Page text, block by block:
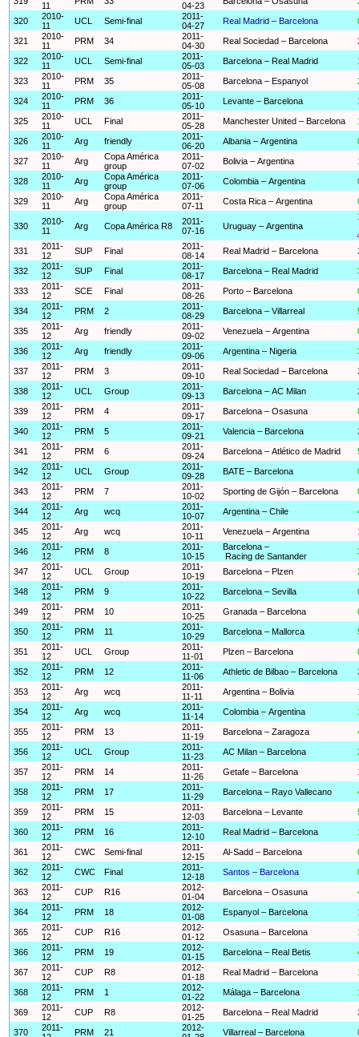
11
04-23
320
2010-
11
UCL Semi-final
2011-
04-27
Real Madrid – Barcelona
321
2010-
11
PRM 34
2011-
04-30
Real Sociedad – Barcelona
322
2010-
11
UCL Semi-final
2011-
05-03
Barcelona – Real Madrid
323
2010-
11
PRM 35
2011-
05-08
Barcelona – Espanyol
324
2010-
11
PRM 36
2011-
05-10
Levante – Barcelona
325
2010-
11
UCL Final
2011-
05-28
Manchester United – Barcelona
326
2010-
11
Arg friendly
2011-
06-20
Albania – Argentina
327
2010-
11
Arg
Copa América
group
2011-
07-02
Bolivia – Argentina
328
2010-
11
Arg
Copa América
group
2011-
07-06
Colombia – Argentina
329
2010-
11
Arg
Copa América
group
2011-
07-11
Costa Rica – Argentina
330
2010-
11
Arg Copa América R8
2011-
07-16
Uruguay – Argentina
331
2011-
12
SUP Final
2011-
08-14
Real Madrid – Barcelona
332
2011-
12
SUP Final
2011-
08-17
Barcelona – Real Madrid
333
2011-
12
SCE Final
2011-
08-26
Porto – Barcelona
334
2011-
12
PRM 2
2011-
08-29
Barcelona – Villarreal
335
2011-
12
Arg friendly
2011-
09-02
Venezuela – Argentina
336
2011-
12
Arg friendly
2011-
09-06
Argentina – Nigeria
337
2011-
12
PRM 3
2011-
09-10
Real Sociedad – Barcelona
338
2011-
12
UCL Group
2011-
09-13
Barcelona – AC Milan
339
2011-
12
PRM 4
2011-
09-17
Barcelona – Osasuna
340
2011-
12
PRM 5
2011-
09-21
Valencia – Barcelona
341
2011-
12
PRM 6
2011-
09-24
Barcelona – Atlético de Madrid
342
2011-
12
UCL Group
2011-
09-28
BATE – Barcelona
343
2011-
12
PRM 7
2011-
10-02
Sporting de Gijón – Barcelona
344
2011-
12
Arg wcq
2011-
10-07
Argentina – Chile
345
2011-
12
Arg wcq
2011-
10-11
Venezuela – Argentina
346
2011-
12
PRM 8
2011-
10-15
Barcelona –
Racing de Santander
347
2011-
12
UCL Group
2011-
10-19
Barcelona – Plzen
348
2011-
12
PRM 9
2011-
10-22
Barcelona – Sevilla
349
2011-
12
PRM 10
2011-
10-25
Granada – Barcelona
350
2011-
12
PRM 11
2011-
10-29
Barcelona – Mallorca
351
2011-
12
UCL Group
2011-
11-01
Plzen – Barcelona
352
2011-
12
PRM 12
2011-
11-06
Athletic de Bilbao – Barcelona
353
2011-
12
Arg wcq
2011-
11-11
Argentina – Bolivia
354
2011-
12
Arg wcq
2011-
11-14
Colombia – Argentina
355
2011-
12
PRM 13
2011-
11-19
Barcelona – Zaragoza
356
2011-
12
UCL Group
2011-
11-23
AC Milan – Barcelona
357
2011-
12
PRM 14
2011-
11-26
Getafe – Barcelona
358
2011-
12
PRM 17
2011-
11-29
Barcelona – Rayo Vallecano
359
2011-
12
PRM 15
2011-
12-03
Barcelona – Levante
360
2011-
12
PRM 16
2011-
12-10
Real Madrid – Barcelona
361
2011-
12
CWC Semi-final
2011-
12-15
Al-Sadd – Barcelona
362
2011-
12
CWC Final
2011-
12-18
Santos – Barcelona
363
2011-
12
CUP R16
2012-
01-04
Barcelona – Osasuna
364
2011-
12
PRM 18
2012-
01-08
Espanyol – Barcelona
365
2011-
12
CUP R16
2012-
01-12
Osasuna – Barcelona
366
2011-
12
PRM 19
2012-
01-15
Barcelona – Real Betis
367
2011-
12
CUP R8
2012-
01-18
Real Madrid – Barcelona
368
2011-
12
PRM 1
2012-
01-22
Málaga – Barcelona
369
2011-
12
CUP R8
2012-
01-25
Barcelona – Real Madrid
370
2011-
PRM 21
2012-
Villarreal – Barcelona